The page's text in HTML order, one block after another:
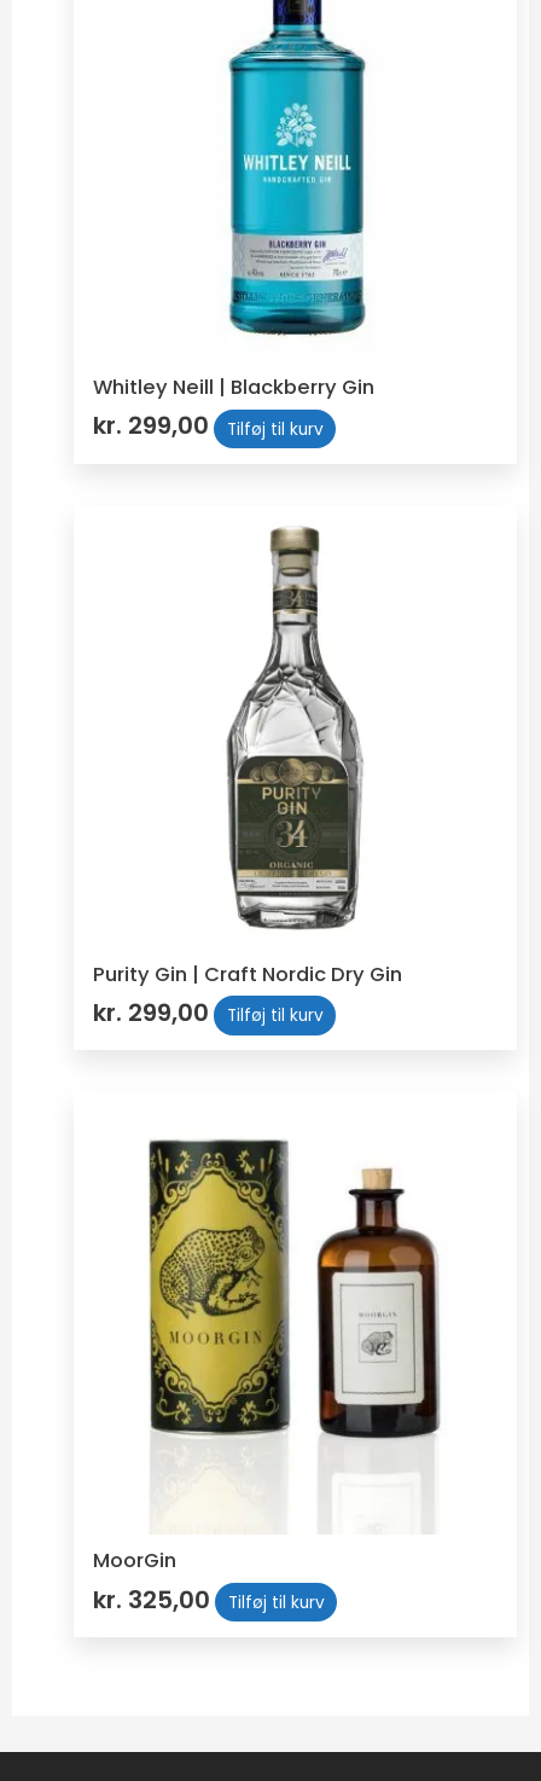
Whitley Neill | Blackberry Gin
kr. 299,00 Tilføj til kurv
Purity Gin | Craft Nordic Dry Gin
kr. 299,00 Tilføj til kurv
MoorGin
kr. 325,00 Tilføj til kurv